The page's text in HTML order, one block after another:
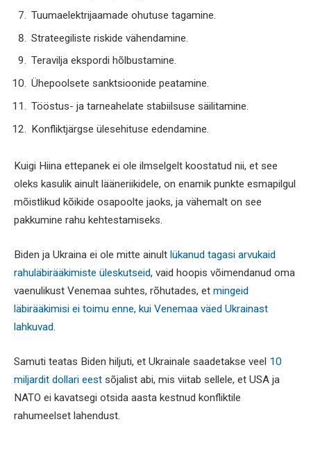
Tuumaelektrijaamade ohutuse tagamine.
Strateegiliste riskide vähendamine.
Teravilja ekspordi hõlbustamine.
Ühepoolsete sanktsioonide peatamine.
Tööstus- ja tarneahelate stabiilsuse säilitamine.
Konfliktjärgse ülesehituse edendamine.
Kuigi Hiina ettepanek ei ole ilmselgelt koostatud nii, et see
oleks kasulik ainult lääneriikidele, on enamik punkte esmapilgul
mõistlikud kõikide osapoolte jaoks, ja vähemalt on see
pakkumine rahu kehtestamiseks.
Biden ja Ukraina ei ole mitte ainult lükanud tagasi arvukaid
rahuläbirääkimiste üleskutseid, vaid hoopis võimendanud oma
vaenulikust Venemaa suhtes, rõhutades, et mingeid
läbirääkimisi ei toimu enne, kui Venemaa väed Ukrainast
lahkuvad.
Samuti teatas Biden hiljuti, et Ukrainale saadetakse veel 10
miljardit dollari eest sõjalist abi, mis viitab sellele, et USA ja
NATO ei kavatsegi otsida aasta kestnud konfliktile
rahumeelset lahendust.